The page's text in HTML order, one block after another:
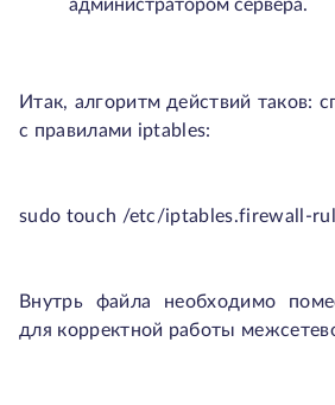
администратором сервера.
Итак, алгоритм действий таков:
с правилами iptables:
sudo touch /etc/iptables.firewall-
Внутрь файла необходимо
для корректной работы